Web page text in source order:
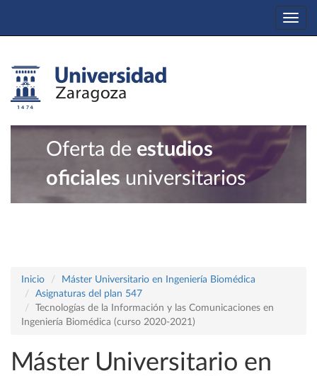
Oferta de estudios
oficiales universitarios
Inicio
Máster Universitario en Ingeniería Biomédica
Asignaturas del plan 547
Tecnologías de la Información y las Comunicaciones en
Ingeniería Biomédica (curso 2020-2021)
Máster Universitario en